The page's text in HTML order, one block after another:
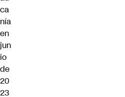
ca
nía
en
jun
io
de
20
23